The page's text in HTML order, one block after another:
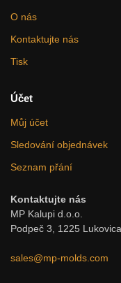
O nás
Kontaktujte nás
Tisk
Účet
Můj účet
Sledování objednávek
Seznam přání
Kontaktujte nás
MP Kalupi d.o.o.
Podpeč 3, 1225
sales@mp-molds.com